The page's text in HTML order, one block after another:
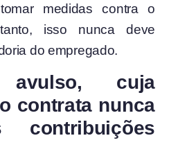
medidas contra o
isso nunca deve
do empregado.
avulso, cuja
contrata nunca
contribuições